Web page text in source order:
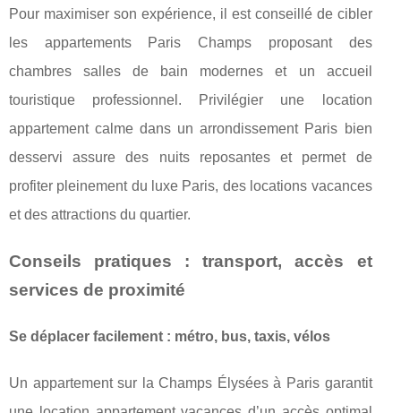
Pour maximiser son expérience, il est conseillé de cibler
les appartements Paris Champs proposant des
chambres salles de bain modernes et un accueil
touristique professionnel. Privilégier une location
appartement calme dans un arrondissement Paris bien
desservi assure des nuits reposantes et permet de
profiter pleinement du luxe Paris, des locations vacances
et des attractions du quartier.
Conseils pratiques : transport, accès et
services de proximité
Se déplacer facilement : métro, bus, taxis, vélos
Un appartement sur la Champs Élysées à Paris garantit